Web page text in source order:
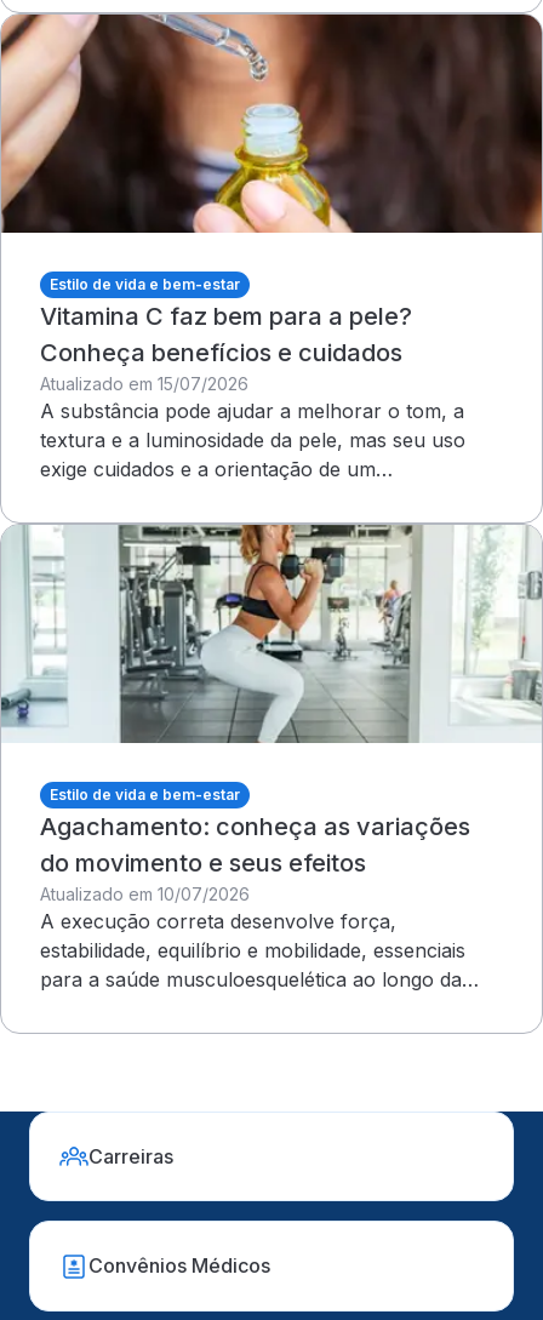
Estilo de vida e bem-estar
Vitamina C faz bem para a pele?
Conheça benefícios e cuidados
Atualizado em 15/07/2026
A substância pode ajudar a melhorar o tom, a
textura e a luminosidade da pele, mas seu uso
exige cuidados e a orientação de um
Estilo de vida e bem-estar
Agachamento: conheça as variações
do movimento e seus efeitos
Atualizado em 10/07/2026
A execução correta desenvolve força,
estabilidade, equilíbrio e mobilidade, essenciais
para a saúde musculoesquelética ao longo da
Carreiras
Convênios Médicos